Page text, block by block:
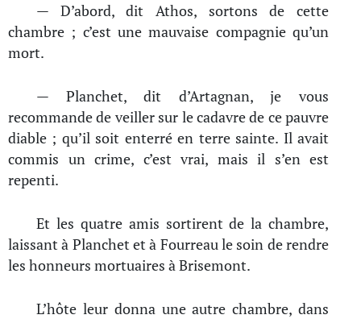
— D’abord, dit Athos, sortons de cette
chambre ; c’est une mauvaise compagnie qu’un
mort.
— Planchet, dit d’Artagnan, je vous
recommande de veiller sur le cadavre de ce pauvre
diable ; qu’il soit enterré en terre sainte. Il avait
commis un crime, c’est vrai, mais il s’en est
repenti.
Et les quatre amis sortirent de la chambre,
laissant à Planchet et à Fourreau le soin de rendre
les honneurs mortuaires à Brisemont.
L’hôte leur donna une autre chambre, dans